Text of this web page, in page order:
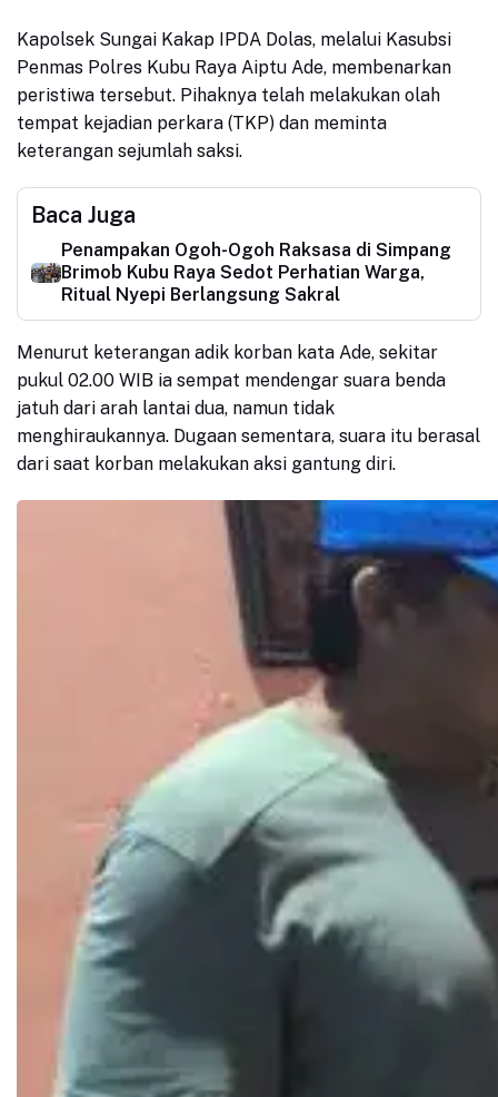
Kapolsek Sungai Kakap IPDA Dolas, melalui Kasubsi
Penmas Polres Kubu Raya Aiptu Ade, membenarkan
peristiwa tersebut. Pihaknya telah melakukan olah
tempat kejadian perkara (TKP) dan meminta
keterangan sejumlah saksi.
Baca Juga
Penampakan Ogoh-Ogoh Raksasa di Simpang
Brimob Kubu Raya Sedot Perhatian Warga,
Ritual Nyepi Berlangsung Sakral
Menurut keterangan adik korban kata Ade, sekitar
pukul 02.00 WIB ia sempat mendengar suara benda
jatuh dari arah lantai dua, namun tidak
menghiraukannya. Dugaan sementara, suara itu berasal
dari saat korban melakukan aksi gantung diri.